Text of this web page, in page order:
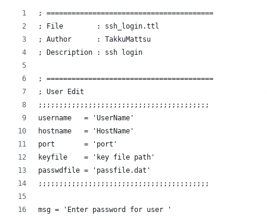
; ========================================
; File        : ssh_login.ttl
; Author      : TakkuMattsu
; Description : ssh login
; ========================================
; User Edit
;;;;;;;;;;;;;;;;;;;;;;;;;;;;;;;;;;;;;;;;;
username   = 'UserName'
hostname   = 'HostName'
port       = 'port'
keyfile    = 'key file path'
passwdfile = 'passfile.dat'
;;;;;;;;;;;;;;;;;;;;;;;;;;;;;;;;;;;;;;;;;
msg = 'Enter password for user '